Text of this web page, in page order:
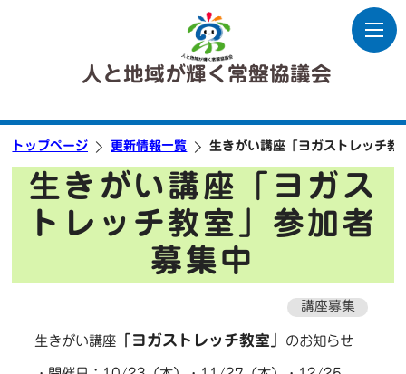
人と地域が輝く常盤協議会
トップページ 更新情報一覧 生きがい講座「ヨガストレッチ教
生きがい講座「ヨガス
トレッチ教室」参加者
募集中
講座募集
生きがい講座「ヨガストレッチ教室」 のお知らせ